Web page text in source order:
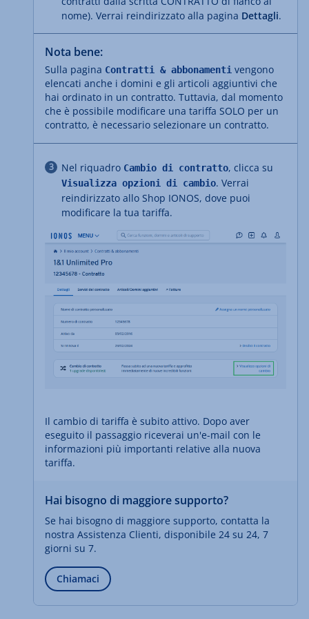
nome). Verrai reindirizzato alla pagina Dettagli.
Nota bene:
Sulla pagina Contratti & abbonamenti vengono
elencati anche i domini e gli articoli aggiuntivi che
hai ordinato in un contratto. Tuttavia, dal momento
che è possibile modificare una tariffa SOLO per un
contratto, è necessario selezionare un contratto.
Nel riquadro Cambio di contratto, clicca su
Visualizza opzioni di cambio. Verrai
reindirizzato allo Shop IONOS, dove puoi
modificare la tua tariffa.
Il cambio di tariffa è subito attivo. Dopo aver
eseguito il passaggio riceverai un'e-mail con le
informazioni più importanti relative alla nuova
tariffa.
Hai bisogno di maggiore supporto?
Se hai bisogno di maggiore supporto, contatta la
nostra Assistenza Clienti, disponibile 24 su 24, 7
giorni su 7.
Chiamaci